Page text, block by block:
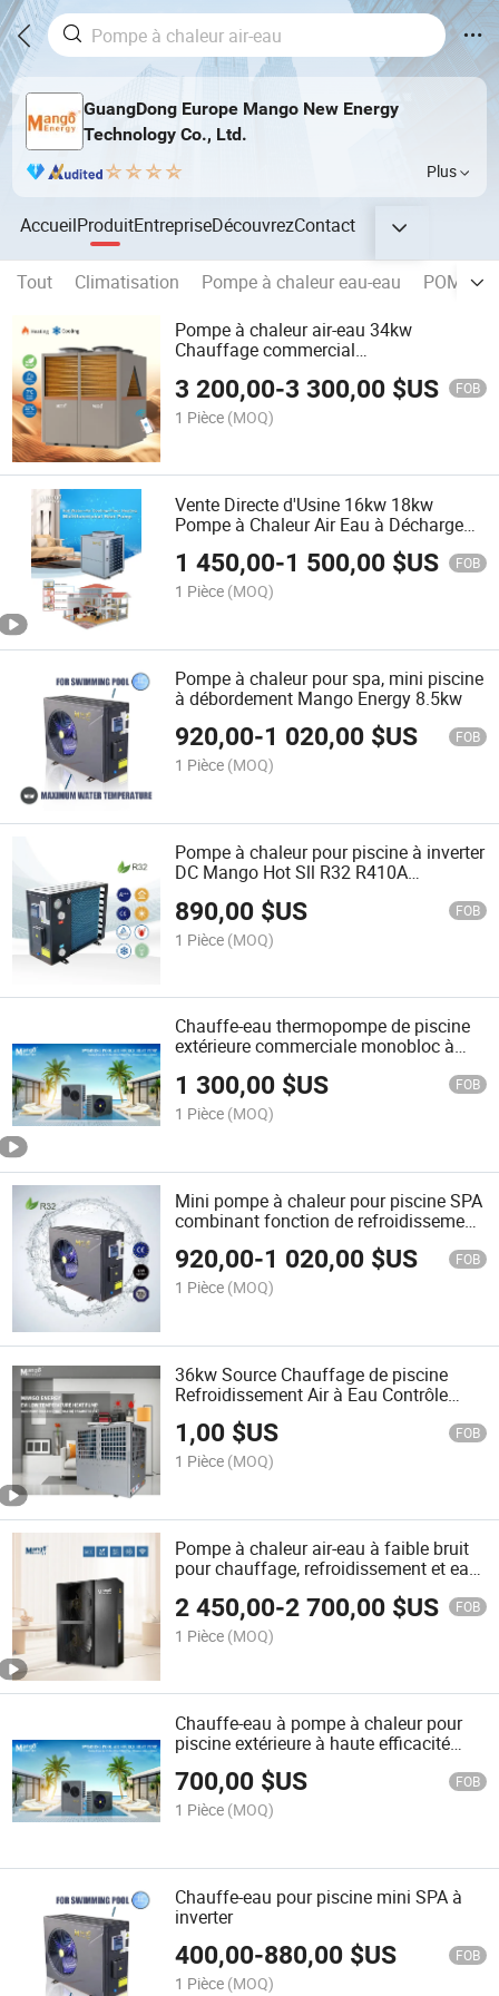
GuangDong Europe Mango New Energy
Technology Co., Ltd.
Plus
AccueilProduitEntrepriseDécouvrezContact
Tout Climatisation Pompe à chaleur eau-eau
POMPE
Pompe à chaleur air-eau 34kw
Chauffage commercial
3 200,00-3 300,00 $US FOB
1 Pièce (MOQ)
Vente Directe d'Usine 16kw 18kw
Pompe à Chaleur Air Eau à Décharge
Supérieure pour Mangue avec WiFi
pour Usage Domestique et Commercial
1 450,00-1 500,00 $US FOB
1 Pièce (MOQ)
Pompe à chaleur pour spa, mini piscine
à débordement Mango Energy 8.5kw
920,00-1 020,00 $US FOB
1 Pièce (MOQ)
Pompe à chaleur pour piscine à inverter
DC Mango Hot Sll R32 R410A
de piscine
890,00 $US FOB
1 Pièce (MOQ)
Chauffe-eau thermopompe de piscine
extérieure commerciale monobloc à
haute efficacité pour usage domestique
1 300,00 $US FOB
1 Pièce (MOQ)
Mini pompe à chaleur pour piscine SPA
combinant fonction de refroidissement
920,00-1 020,00 $US FOB
1 Pièce (MOQ)
36kw Source Chauffage de piscine
Refroidissement Air à Eau Contrôle
Chauffe-eau Pompe à chaleur
1,00 $US FOB
1 Pièce (MOQ)
Pompe à chaleur air-eau à faible bruit
pour chauffage, refroidissement et eau
2 450,00-2 700,00 $US FOB
1 Pièce (MOQ)
Chauffe-eau à pompe à chaleur pour
piscine extérieure à haute efficacité
pour usage domestique et commercial
700,00 $US FOB
1 Pièce (MOQ)
Chauffe-eau pour piscine mini SPA à
inverter
400,00-880,00 $US FOB
1 Pièce (MOQ)